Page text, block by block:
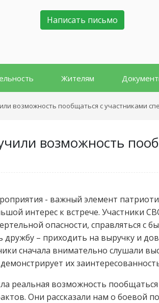
Написать письмо
Жителям
возможность пообщаться с участниками
возможность
- важный элемент
интерес к встрече. Участники
опасности, справляться с
дружбу – приходить на выручку и
сначала внимательно слушали
их
реальная возможность
Они рассказали нам о боевой